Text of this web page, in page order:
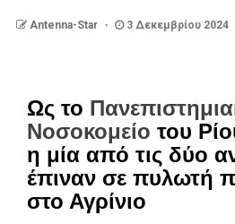
Antenna-Star 3 Δεκεμβρίου 2024
Ως το
Νοσοκομείο του
η μία από τις δύο
έπιναν σε πυλωτή
στο Αγρίνιο